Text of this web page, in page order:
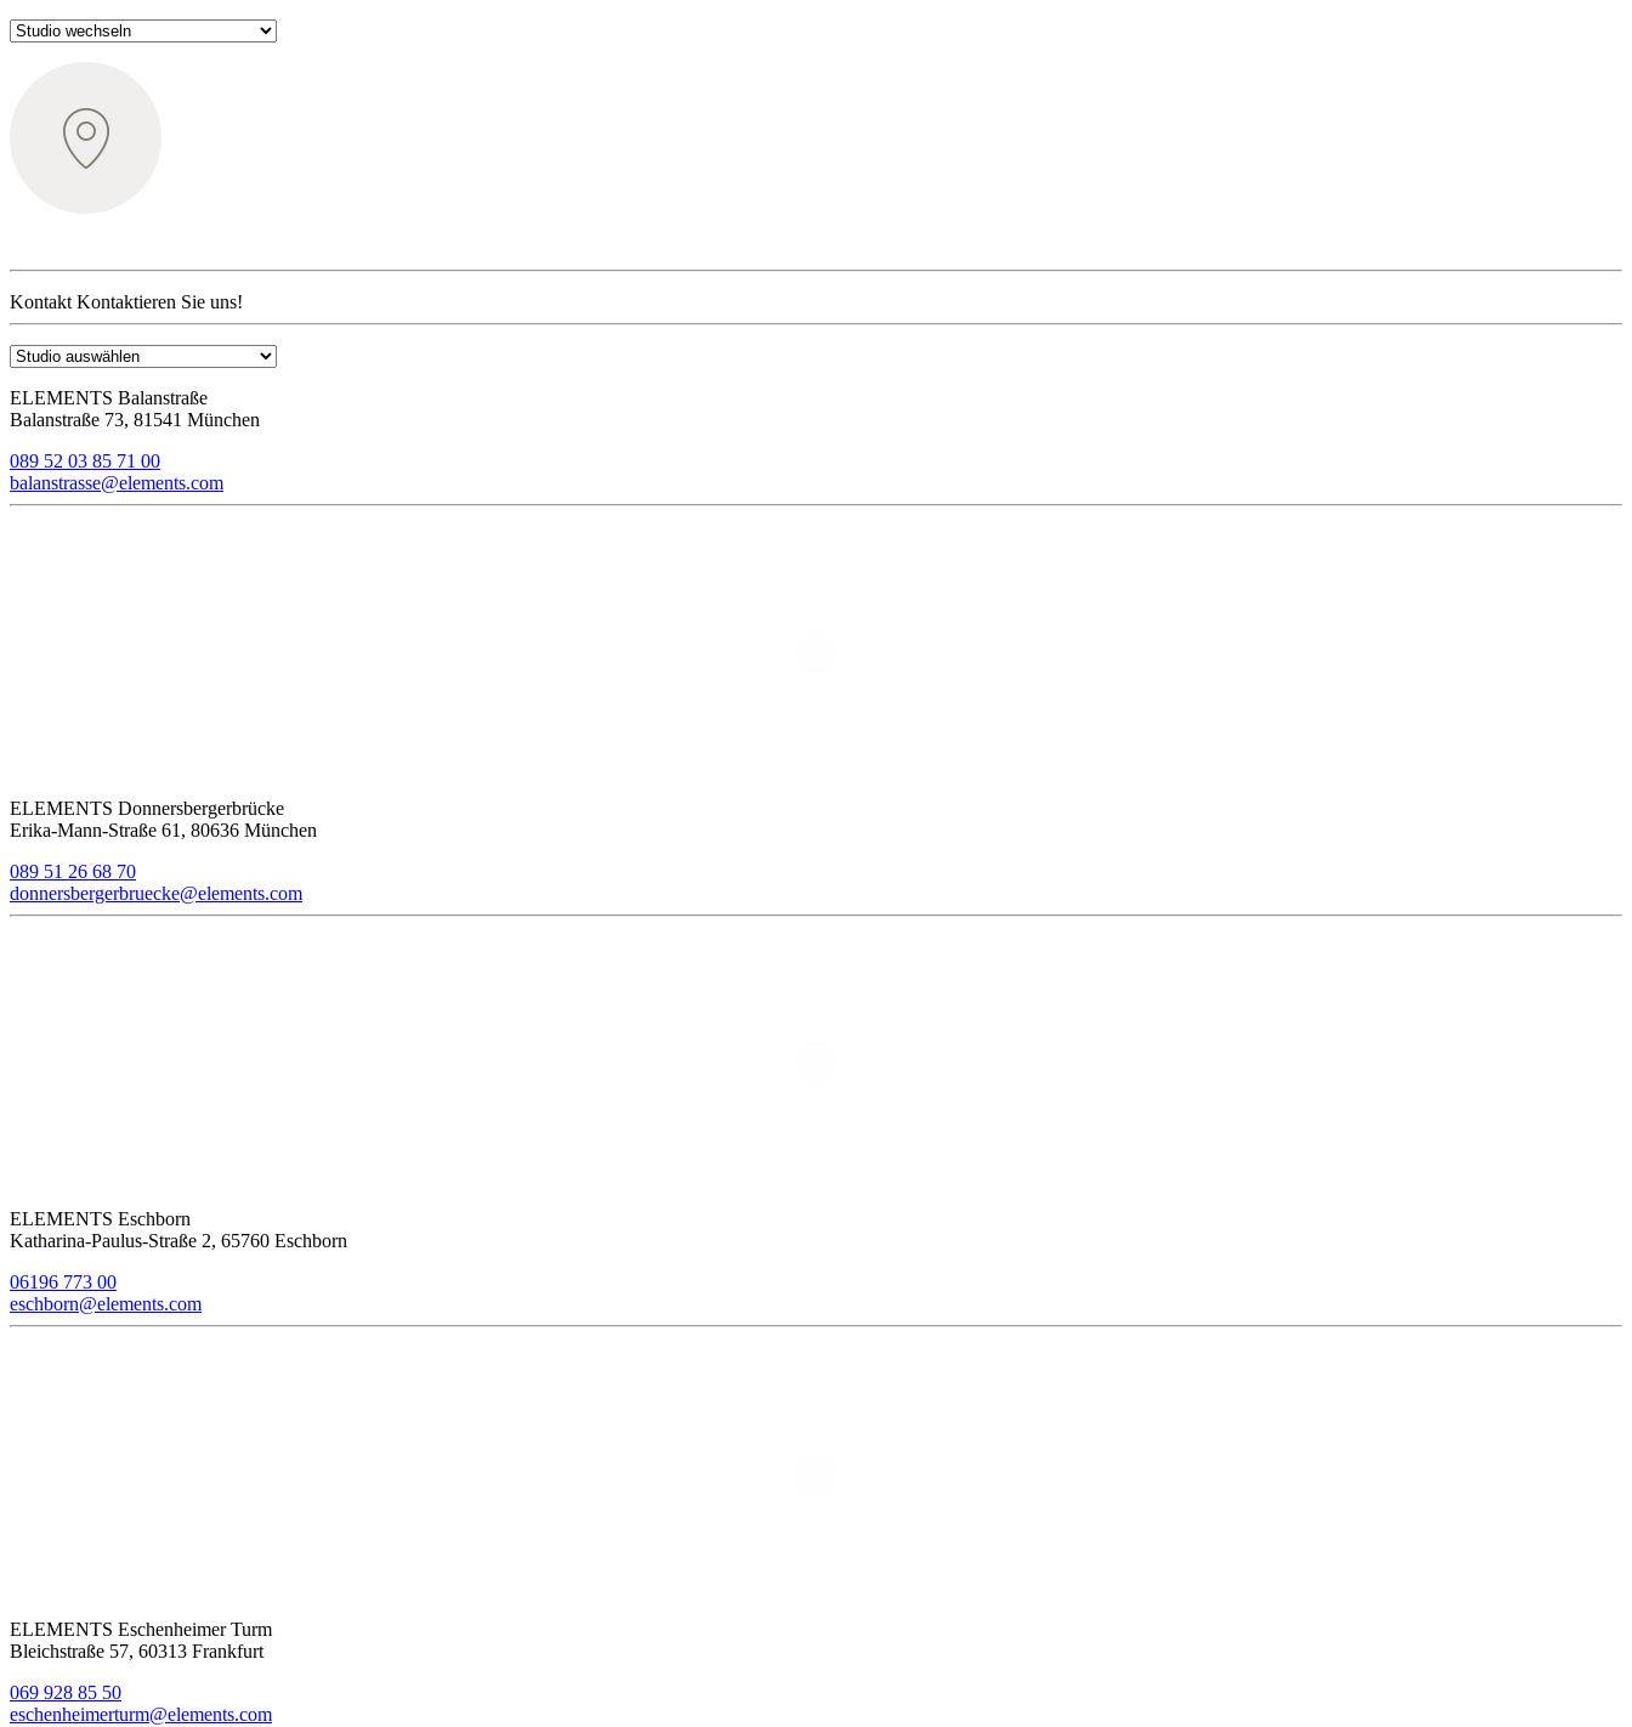
Kontakt Kontaktieren Sie uns!
ELEMENTS Balanstraße
Balanstraße 73, 81541 München
089 52 03 85 71 00
balanstrasse@elements.com
ELEMENTS Donnersbergerbrücke
Erika-Mann-Straße 61, 80636 München
089 51 26 68 70
donnersbergerbruecke@elements.com
ELEMENTS Eschborn
Katharina-Paulus-Straße 2, 65760 Eschborn
06196 773 00
eschborn@elements.com
ELEMENTS Eschenheimer Turm
Bleichstraße 57, 60313 Frankfurt
069 928 85 50
eschenheimerturm@elements.com